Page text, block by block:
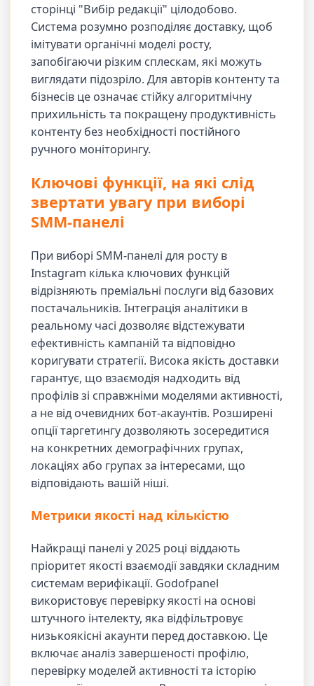
сторінці "Вибір редакції" цілодобово.
Система розумно розподіляє доставку, щоб
імітувати органічні моделі росту,
запобігаючи різким сплескам, які можуть
виглядати підозріло. Для авторів контенту та
бізнесів це означає стійку алгоритмічну
прихильність та покращену продуктивність
контенту без необхідності постійного
ручного моніторингу.
Ключові функції, на які слід
звертати увагу при виборі
SMM-панелі
При виборі SMM-панелі для росту в
Instagram кілька ключових функцій
відрізняють преміальні послуги від базових
постачальників. Інтеграція аналітики в
реальному часі дозволяє відстежувати
ефективність кампаній та відповідно
коригувати стратегії. Висока якість доставки
гарантує, що взаємодія надходить від
профілів зі справжніми моделями активності,
а не від очевидних бот-акаунтів. Розширені
опції таргетингу дозволяють зосередитися
на конкретних демографічних групах,
локаціях або групах за інтересами, що
відповідають вашій ніші.
Метрики якості над кількістю
Найкращі панелі у 2025 році віддають
пріоритет якості взаємодії завдяки складним
системам верифікації. Godofpanel
використовує перевірку якості на основі
штучного інтелекту, яка відфільтровує
низькоякісні акаунти перед доставкою. Це
включає аналіз завершеності профілю,
перевірку моделей активності та історію